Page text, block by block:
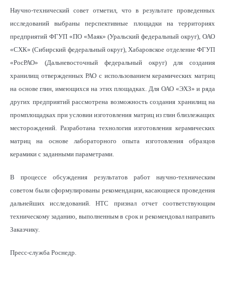
Научно-технический совет отметил, что в результате проведенных
исследований выбраны перспективные площадки на территориях
предприятий ФГУП «ПО «Маяк» (Уральский федеральный округ), ОАО
«СХК» (Сибирский федеральный округ), Хабаровское отделение ФГУП
«РосРАО» (Дальневосточный федеральный округ) для создания
хранилищ отвержденных РАО с использованием керамических матриц
на основе глин, имеющихся на этих площадках. Для ОАО «ЭХЗ» и ряда
других предприятий рассмотрена возможность создания хранилищ на
промплощадках при условии изготовления матриц из глин близлежащих
месторождений. Разработана технология изготовления керамических
матриц на основе лабораторного опыта изготовления образцов
керамики с заданными параметрами.
В процессе обсуждения результатов работ научно-техническим
советом были сформулированы рекомендации, касающиеся проведения
дальнейших исследований. НТС признал отчет соответствующим
техническому заданию, выполненным в срок и рекомендовал направить
Заказчику.
Пресс-служба Роснедр.